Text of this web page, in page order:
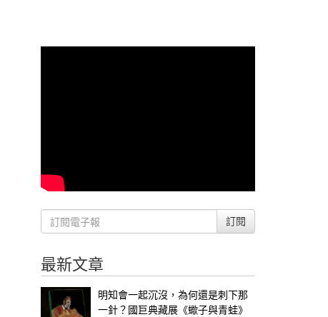
訂閱
最新文章
明知會一起沉沒，為何還是刺下那
一針？國巨典藏展《蠍子與青蛙》